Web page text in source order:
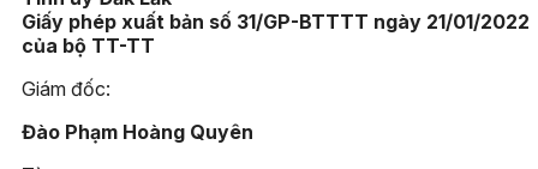
Giấy phép xuất bản số 31/GP-BTTTT ngày 21/01/2022
của bộ TT-TT
Giám đốc:
Đào Phạm Hoàng Quyên